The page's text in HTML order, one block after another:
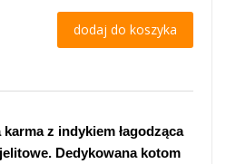
dodaj do koszyka
z indykiem łagodząca
Dedykowana kotom